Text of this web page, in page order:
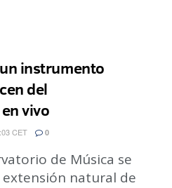
instrumento
del
vivo
CET 0
de Música se
natural de